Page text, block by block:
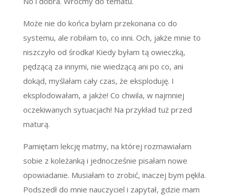
Może nie do końca byłam przekonana co do
systemu, ale robiłam to, co inni. Och, jakże mnie to
niszczyło od środka! Kiedy byłam tą owieczką,
pędzącą za innymi, nie wiedzącą ani po co, ani
dokąd, myślałam cały czas, że eksploduję. I
eksplodowałam, a jakże! Co chwila, w najmniej
oczekiwanych sytuacjach! Na przykład tuż przed
maturą.
Pamiętam lekcję matmy, na której rozmawiałam
sobie z koleżanką i jednocześnie pisałam nowe
opowiadanie. Musiałam to zrobić, inaczej bym pękła.
Podszedł do mnie nauczyciel i zapytał, gdzie mam